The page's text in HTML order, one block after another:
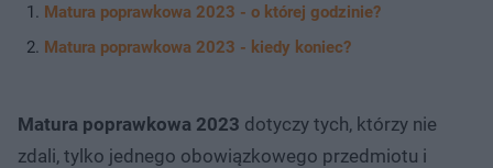
Matura poprawkowa 2023 - o której godzinie?
Matura poprawkowa 2023 - kiedy koniec?
Matura poprawkowa 2023 dotyczy tych, którzy nie
zdali, tylko jednego obowiązkowego przedmiotu i